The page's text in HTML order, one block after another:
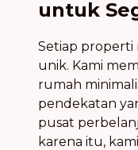
untuk
Setiap
unik. Kami
rumah
pendekatan
pusat
karena itu,